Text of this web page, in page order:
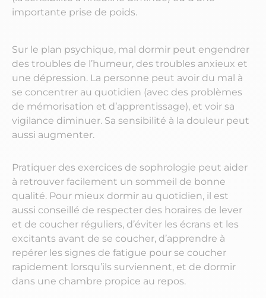
importante prise de poids.
Sur le plan psychique, mal dormir peut engendrer
des troubles de l’humeur, des troubles anxieux et
une dépression. La personne peut avoir du mal à
se concentrer au quotidien (avec des problèmes
de mémorisation et d’apprentissage), et voir sa
vigilance diminuer. Sa sensibilité à la douleur peut
aussi augmenter.
Pratiquer des exercices de sophrologie peut aider
à retrouver facilement un sommeil de bonne
qualité. Pour mieux dormir au quotidien, il est
aussi conseillé de respecter des horaires de lever
et de coucher réguliers, d’éviter les écrans et les
excitants avant de se coucher, d’apprendre à
repérer les signes de fatigue pour se coucher
rapidement lorsqu’ils surviennent, et de dormir
dans une chambre propice au repos.